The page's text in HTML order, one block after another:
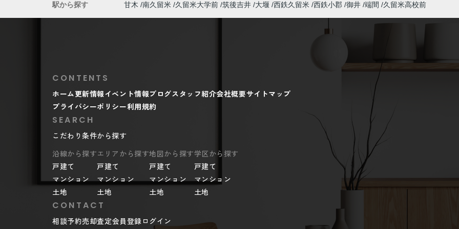
駅から探す 甘木 南久留米 久留米大学前 筑後吉井 大堰 西鉄久留米 西鉄小郡 御井 端間 久留米高校前
CONTENTS
ホーム更新情報イベント情報ブログスタッフ紹介会社概要サイトマップ
プライバシーポリシー利用規約
SEARCH
こだわり条件から探す
沿線から探す
戸建て
マンション
土地
エリアから探す
戸建て
マンション
土地
地図から探す
戸建て
マンション
土地
学区から探す
戸建て
マンション
土地
CONTACT
相談予約売却査定会員登録 ログイン